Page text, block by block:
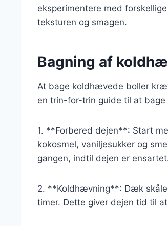
eksperimentere med
teksturen og smagen.
Bagning af
At bage koldhævede boller
en trin-for-trin guide til at
1. **Forbered dejen**: Start
kokosmel, vaniljesukker og
gangen, indtil dejen er
2. **Koldhævning**: Dæk
timer. Dette giver dejen tid til